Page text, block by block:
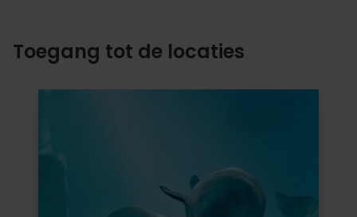
Toegang tot de locaties